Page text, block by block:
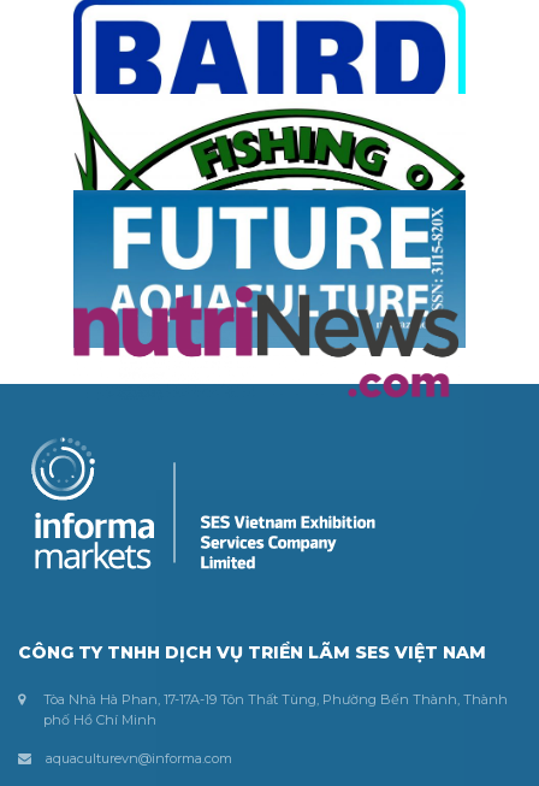
CÔNG TY TNHH DỊCH VỤ TRIỂN LÃM SES VIỆT NAM
Tòa Nhà Hà Phan, 17-17A-19 Tôn Thất Tùng, Phường Bến Thành, Thành
phố Hồ Chí Minh
aquaculturevn@informa.com